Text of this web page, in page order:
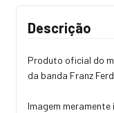
Descrição
Produto oficial do
da banda Franz
Imagem